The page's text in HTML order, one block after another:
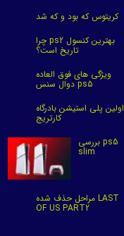
کریتوس که بود و که شد
چرا ps2 بهترین کنسول
تاریخ است؟
ویژگی های فوق العاده
دوال سنس ps5
اولین پلی استیشن بادرگاه
کارتریج
بررسی ps5
slim
مراحل حذف شده LAST
OF US PART2